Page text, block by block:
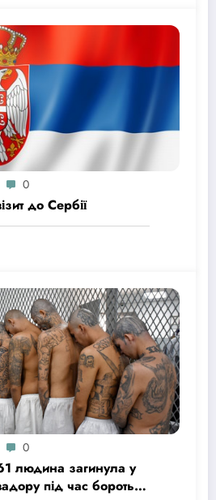
0
до Сербії
0
людина загинула у
під час боротьби